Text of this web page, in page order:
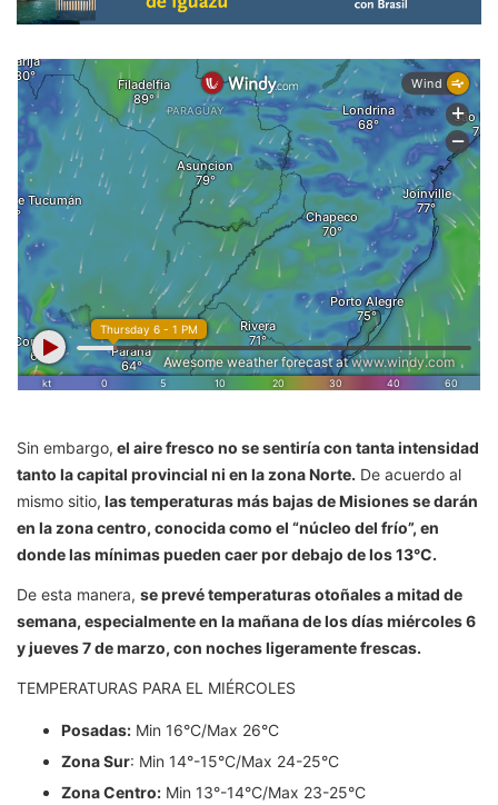
Sin embargo, el aire fresco no se sentiría con tanta intensidad
tanto la capital provincial ni en la zona Norte. De acuerdo al
mismo sitio, las temperaturas más bajas de Misiones se darán
en la zona centro, conocida como el “núcleo del frío”, en
donde las mínimas pueden caer por debajo de los 13°C.
De esta manera, se prevé temperaturas otoñales a mitad de
semana, especialmente en la mañana de los días miércoles 6
y jueves 7 de marzo, con noches ligeramente frescas.
TEMPERATURAS PARA EL MIÉRCOLES
Posadas: Min 16°C/Max 26°C
Zona Sur: Min 14°-15°C/Max 24-25°C
Zona Centro: Min 13°-14°C/Max 23-25°C